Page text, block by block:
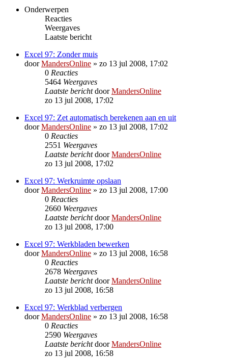
Onderwerpen
Reacties
Weergaves
Laatste bericht
Excel 97: Zonder muis
doorMandersOnline » zo 13 jul 2008, 17:02
0 Reacties
5464 Weergaves
Laatste berichtdoorMandersOnline
zo 13 jul 2008, 17:02
Excel 97: Zet automatisch berekenen aan en uit
doorMandersOnline » zo 13 jul 2008, 17:02
0 Reacties
2551 Weergaves
Laatste berichtdoorMandersOnline
zo 13 jul 2008, 17:02
Excel 97: Werkruimte opslaan
doorMandersOnline » zo 13 jul 2008, 17:00
0 Reacties
2660 Weergaves
Laatste berichtdoorMandersOnline
zo 13 jul 2008, 17:00
Excel 97: Werkbladen bewerken
doorMandersOnline » zo 13 jul 2008, 16:58
0 Reacties
2678 Weergaves
Laatste berichtdoorMandersOnline
zo 13 jul 2008, 16:58
Excel 97: Werkblad verbergen
doorMandersOnline » zo 13 jul 2008, 16:58
0 Reacties
2590 Weergaves
Laatste berichtdoorMandersOnline
zo 13 jul 2008, 16:58